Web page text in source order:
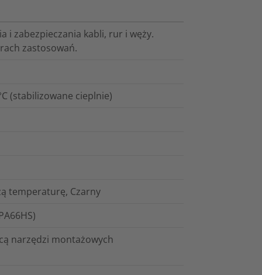
i zabezpieczania kabli, rur i węży.
zastosowań.
(stabilizowane cieplnie)
temperaturę, Czarny
narzędzi montażowych